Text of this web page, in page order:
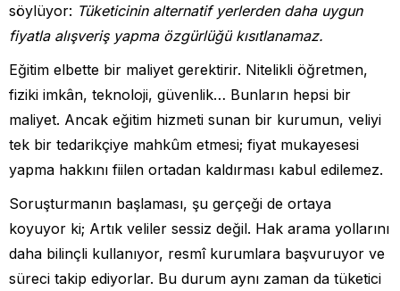
söylüyor: Tüketicinin alternatif yerlerden daha uygun
fiyatla alışveriş yapma özgürlüğü kısıtlanamaz.
Eğitim elbette bir maliyet gerektirir. Nitelikli öğretmen,
fiziki imkân, teknoloji, güvenlik… Bunların hepsi bir
maliyet. Ancak eğitim hizmeti sunan bir kurumun, veliyi
tek bir tedarikçiye mahkûm etmesi; fiyat mukayesesi
yapma hakkını fiilen ortadan kaldırması kabul edilemez.
Soruşturmanın başlaması, şu gerçeği de ortaya
koyuyor ki; Artık veliler sessiz değil. Hak arama yollarını
daha bilinçli kullanıyor, resmî kurumlara başvuruyor ve
süreci takip ediyorlar. Bu durum aynı zaman da tüketici